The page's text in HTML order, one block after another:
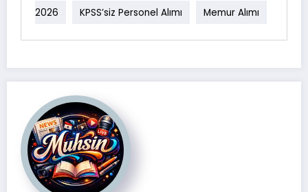
2026 KPSS’siz Personel Alımı Memur Alımı